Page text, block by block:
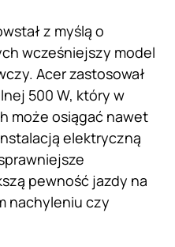
z myślą o
wcześniejszy model
Acer zastosował
500 W, który w
może osiągać nawet
elektryczną
pewność jazdy na
nachyleniu czy